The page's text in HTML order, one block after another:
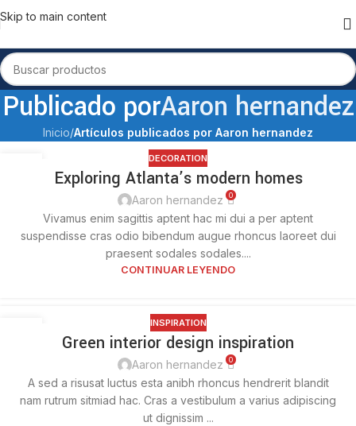
Skip to main content
Publicado porAaron hernandez
Inicio/Artículos publicados por Aaron hernandez
DECORATION
Exploring Atlanta’s modern homes
Aaron hernandez 0
Vivamus enim sagittis aptent hac mi dui a per aptent
suspendisse cras odio bibendum augue rhoncus laoreet dui
praesent sodales sodales....
CONTINUAR LEYENDO
INSPIRATION
Green interior design inspiration
Aaron hernandez 0
A sed a risusat luctus esta anibh rhoncus hendrerit blandit
nam rutrum sitmiad hac. Cras a vestibulum a varius adipiscing
ut dignissim ...